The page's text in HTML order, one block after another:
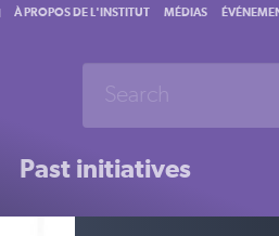
Past initiatives
À PROPOS DE L'INSTITUT MÉDIAS